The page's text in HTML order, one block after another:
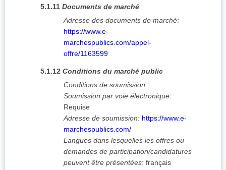
5.1.11 Documents de marché
Adresse des documents de marché:
https://www.e-
marchespublics.com/appel-
offre/1163599
5.1.12 Conditions du marché public
Conditions de soumission:
Soumission par voie électronique:
Requise
Adresse de soumission: https://www.e-
marchespublics.com/
Langues dans lesquelles les offres ou
demandes de participation/candidatures
peuvent être présentées: français